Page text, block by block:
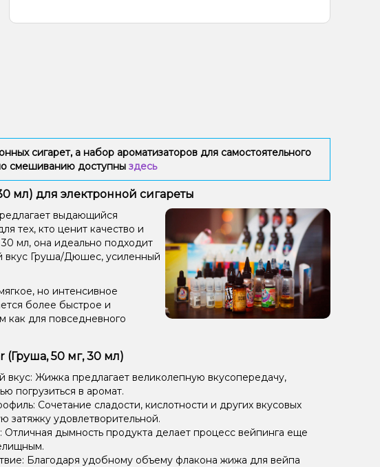
сигарет, а набор ароматизаторов для самостоятельного
смешиванию доступны здесь
мл) для электронной сигареты
выдающийся
тех, кто ценит качество и
мл, она идеально подходит
вкус Груша/Дюшес, усиленный
но интенсивное
более быстрое и
как для повседневного
50 мг, 30 мл)
вкус: Жижка предлагает великолепную вкусопередачу,
погрузиться в аромат.
Сочетание сладости, кислотности и других вкусовых
затяжку удовлетворительной.
дымность продукта делает процесс вейпинга еще
Благодаря удобному объему флакона жижа для вейпа